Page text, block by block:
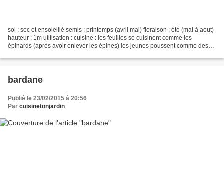
sol : sec et ensoleillé semis : printemps (avril mai) floraison : été (mai à aout)
hauteur : 1m utilisation : cuisine : les feuilles se cuisinent comme les
épinards (après avoir enlever les épines) les jeunes poussent comme des
bardane
Publié le 23/02/2015 à 20:56
Par cuisinetonjardin